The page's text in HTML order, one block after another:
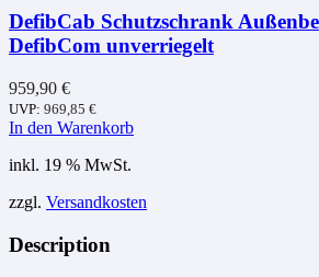
DefibCab Schutzschrank
DefibCom unverriegelt
959,90 €
UVP: 969,85 €
In den Warenkorb
inkl. 19 % MwSt.
zzgl. Versandkosten
Description